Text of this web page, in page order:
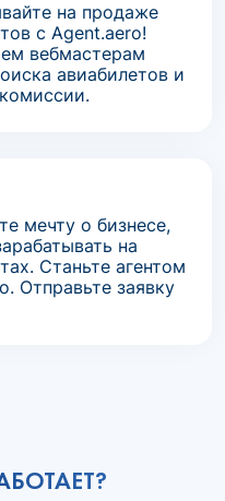
на продаже
с Agent.aero!
вебмастерам
авиабилетов и
мечту о бизнесе,
на
Станьте агентом
Отправьте заявку